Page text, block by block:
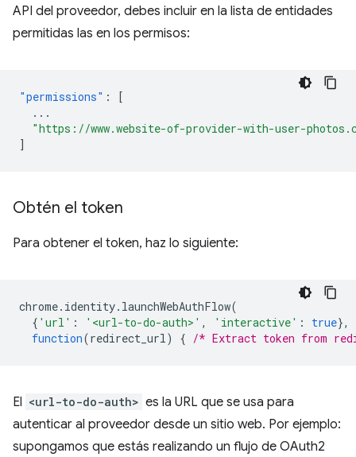
API del proveedor, debes incluir en la lista de entidades
permitidas las en los permisos:
"permissions" :
[
...
"https://www.website-of-provider-with-user-
]
Obtén el token
Para obtener el token, haz lo siguiente:
chrome. identity. launchWebAuthFlow(
{ 'url' : '<url-to-do-auth>' , 'interactive' : true},
function(redirect_url) { /* Extract token from
El <url-to-do-auth> es la URL que se usa para
autenticar al proveedor desde un sitio web. Por ejemplo:
supongamos que estás realizando un flujo de OAuth2